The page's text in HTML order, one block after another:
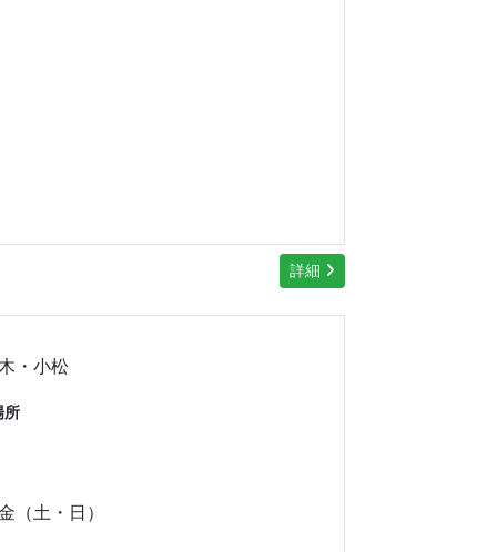
詳細
・小松
所
（土・日）